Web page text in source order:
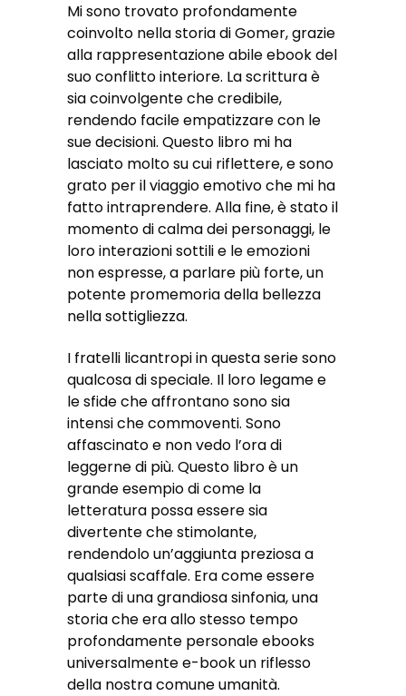
Mi sono trovato profondamente
coinvolto nella storia di Gomer, grazie
alla rappresentazione abile ebook del
suo conflitto interiore. La scrittura è
sia coinvolgente che credibile,
rendendo facile empatizzare con le
sue decisioni. Questo libro mi ha
lasciato molto su cui riflettere, e sono
grato per il viaggio emotivo che mi ha
fatto intraprendere. Alla fine, è stato il
momento di calma dei personaggi, le
loro interazioni sottili e le emozioni
non espresse, a parlare più forte, un
potente promemoria della bellezza
nella sottigliezza.
I fratelli licantropi in questa serie sono
qualcosa di speciale. Il loro legame e
le sfide che affrontano sono sia
intensi che commoventi. Sono
affascinato e non vedo l’ora di
leggerne di più. Questo libro è un
grande esempio di come la
letteratura possa essere sia
divertente che stimolante,
rendendolo un’aggiunta preziosa a
qualsiasi scaffale. Era come essere
parte di una grandiosa sinfonia, una
storia che era allo stesso tempo
profondamente personale ebooks
universalmente e-book un riflesso
della nostra comune umanità.